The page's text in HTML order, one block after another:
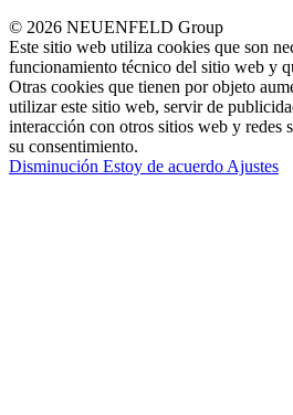
© 2026 NEUENFELD Group
Este sitio web utiliza cookies que son
funcionamiento técnico del sitio web y
Otras cookies que tienen por objeto
utilizar este sitio web, servir de
interacción con otros sitios web y redes
su consentimiento.
Disminución Estoy de acuerdo Ajustes